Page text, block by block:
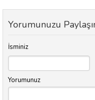
Yorumunuzu
İsminiz
Yorumunuz